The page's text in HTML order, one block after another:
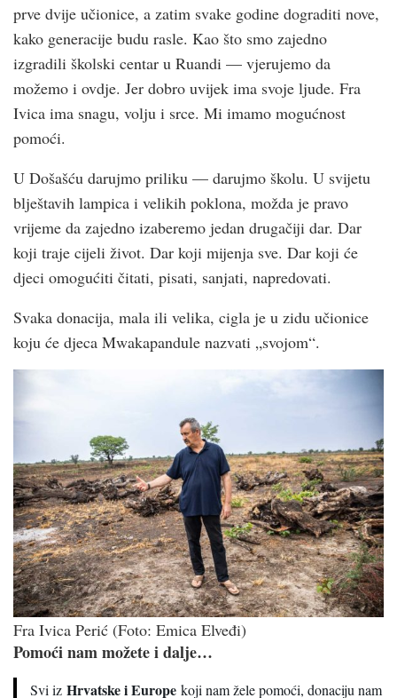
prve dvije učionice, a zatim svake godine dograditi nove,
kako generacije budu rasle. Kao što smo zajedno
izgradili školski centar u Ruandi — vjerujemo da
možemo i ovdje. Jer dobro uvijek ima svoje ljude. Fra
Ivica ima snagu, volju i srce. Mi imamo mogućnost
pomoći.
U Došašću darujmo priliku — darujmo školu. U svijetu
blještavih lampica i velikih poklona, možda je pravo
vrijeme da zajedno izaberemo jedan drugačiji dar. Dar
koji traje cijeli život. Dar koji mijenja sve. Dar koji će
djeci omogućiti čitati, pisati, sanjati, napredovati.
Svaka donacija, mala ili velika, cigla je u zidu učionice
koju će djeca Mwakapandule nazvati „svojom“.
Fra Ivica Perić (Foto: Emica Elveđi)
Pomoći nam možete i dalje…
Svi iz Hrvatske i Europe koji nam žele pomoći, donaciju nam